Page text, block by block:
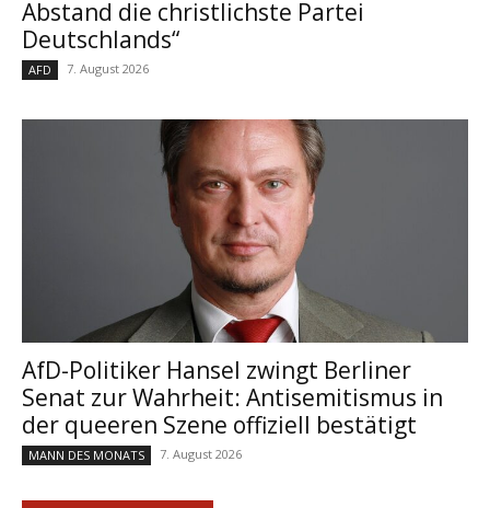
Abstand die christlichste Partei
Deutschlands“
AFD 7. August 2026
AfD-Politiker Hansel zwingt Berliner
Senat zur Wahrheit: Antisemitismus in
der queeren Szene offiziell bestätigt
MANN DES MONATS 7. August 2026